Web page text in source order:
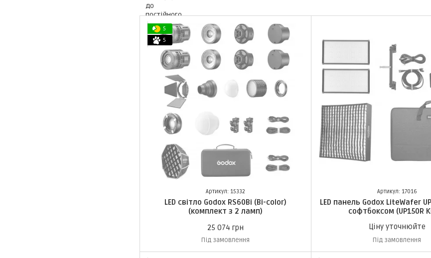
5
5
Артикул: 15332
LED світло Godox RS60Bi (Bi-color)
(комплект з 2 ламп)
25 074 грн
Під замовлення
Артикул: 17016
LED панель Godox LiteWafer
софтбоксом (UP150R
Ціну уточнюйте
Під замовлення